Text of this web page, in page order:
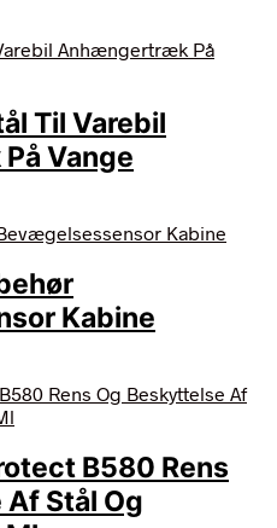
Til Varebil
Vange
Kabine
B580 Rens
Stål Og